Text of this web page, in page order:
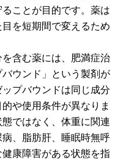
ことが目的です。薬は
を短期間で変えるため
含む薬には、肥満症治
ウンド」という製剤が
プバウンドは同じ成分
や使用条件が異なりま
ではなく、体重に関連
、脂肪肝、睡眠時無呼
康障害がある状態を指